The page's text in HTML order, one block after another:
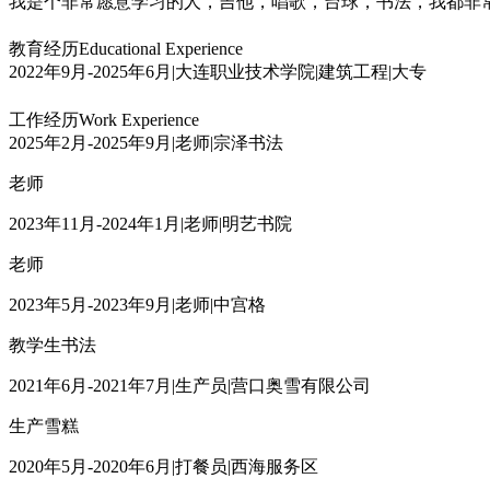
教育经历Educational Experience
2022年9月-2025年6月 |大连职业技术学院|建筑工程|大专
工作经历Work Experience
2025年2月-2025年9月 |老师|宗泽书法
老师
2023年11月-2024年1月 |老师|明艺书院
老师
2023年5月-2023年9月 |老师|中宫格
教学生书法
2021年6月-2021年7月 |生产员|营口奥雪有限公司
生产雪糕
2020年5月-2020年6月 |打餐员|西海服务区